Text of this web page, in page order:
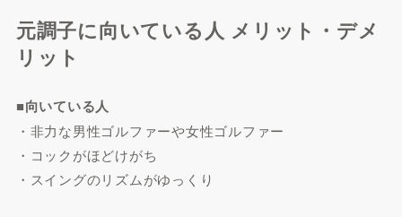
元調子に向いている人 メリット・デメ
リット
■向いている人
・非力な男性ゴルファーや女性ゴルファー
・コックがほどけがち
・スイングのリズムがゆっくり